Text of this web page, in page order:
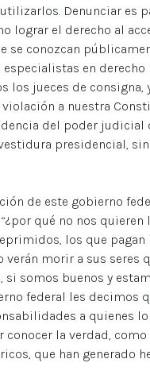
Denunciar es
lograr el derecho al
se conozcan
en derecho
los jueces de consigna,
a nuestra
del poder judicial
presidencial,
de este gobierno
qué no nos quieren
los que
morir a sus seres
somos buenos y
federal les decimos
a quienes
conocer la verdad,
que han generado